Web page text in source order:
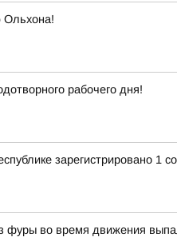
Ольхона!
рабочего дня!
зарегистрировано 1
фуры во время движения